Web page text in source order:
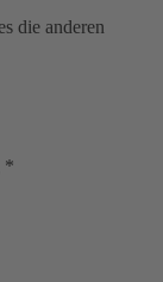
die anderen
*